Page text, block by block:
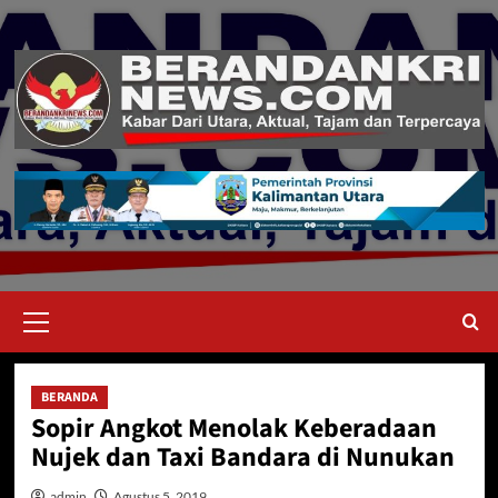
Skip
content
Menu
BERANDA
Sopir Angkot Menolak Keberadaan
Nujek dan Taxi Bandara di Nunukan